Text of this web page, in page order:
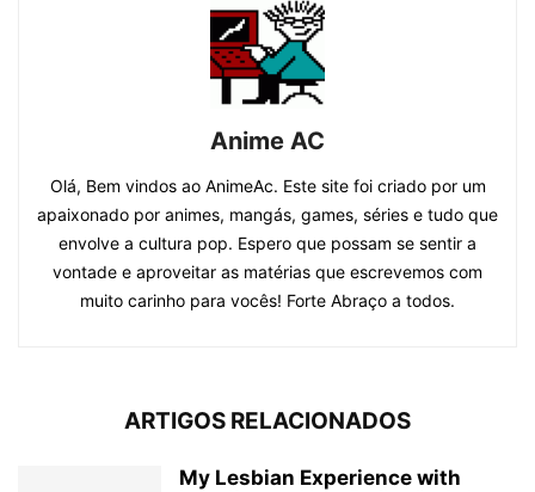
Anime AC
Olá, Bem vindos ao AnimeAc. Este site foi criado por um
apaixonado por animes, mangás, games, séries e tudo que
envolve a cultura pop. Espero que possam se sentir a
vontade e aproveitar as matérias que escrevemos com
muito carinho para vocês! Forte Abraço a todos.
ARTIGOS RELACIONADOS
My Lesbian Experience with